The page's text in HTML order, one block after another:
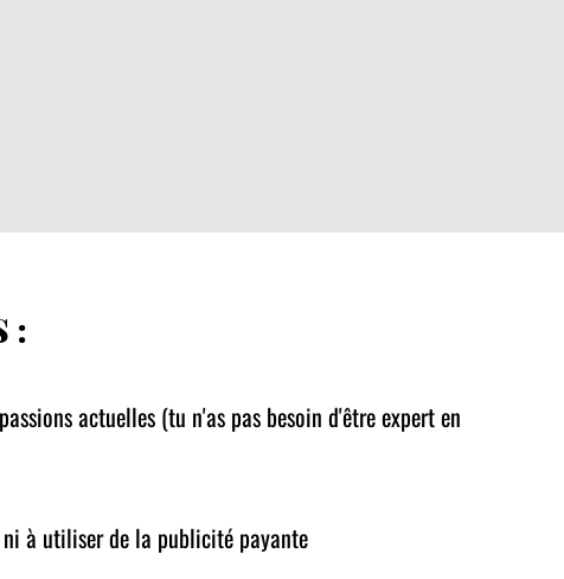
:
actuelles (tu n'as pas besoin d'être expert en
ni à utiliser de la publicité payante